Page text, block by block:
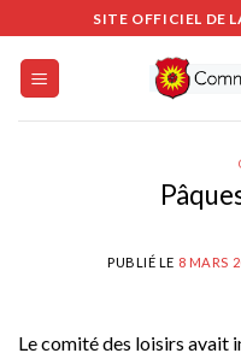
au
contenu
SITE OFFICIEL DE
PUBLIÉ LE 8 MARS
Le comité des loisirs avait